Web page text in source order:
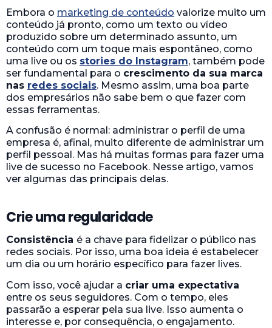
Embora o marketing de conteúdo valorize muito um
conteúdo já pronto, como um texto ou vídeo
produzido sobre um determinado assunto, um
conteúdo com um toque mais espontâneo, como
uma live ou os stories do Instagram, também pode
ser fundamental para o crescimento da sua marca
nas redes sociais. Mesmo assim, uma boa parte
dos empresários não sabe bem o que fazer com
essas ferramentas.
A confusão é normal: administrar o perfil de uma
empresa é, afinal, muito diferente de administrar um
perfil pessoal. Mas há muitas formas para fazer uma
live de sucesso no Facebook. Nesse artigo, vamos
ver algumas das principais delas.
Crie uma regularidade
Consistência é a chave para fidelizar o público nas
redes sociais. Por isso, uma boa ideia é estabelecer
um dia ou um horário específico para fazer lives.
Com isso, você ajudar a criar uma expectativa
entre os seus seguidores. Com o tempo, eles
passarão a esperar pela sua live. Isso aumenta o
interesse e, por consequência, o engajamento.